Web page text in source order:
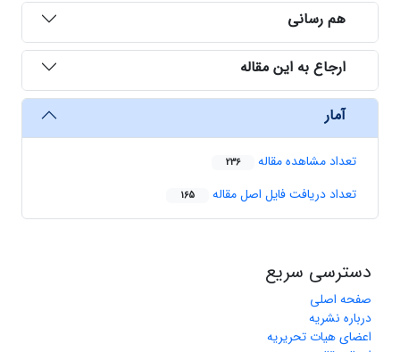
هم رسانی
ارجاع به این مقاله
آمار
تعداد مشاهده مقاله 236
تعداد دریافت فایل اصل مقاله 165
دسترسی سریع
صفحه اصلی
درباره نشریه
اعضای هیات تحریریه